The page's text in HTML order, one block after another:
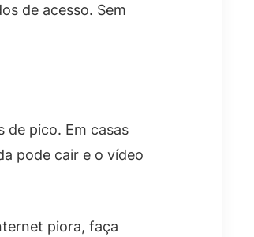
de acesso. Sem
de pico. Em casas
pode cair e o vídeo
piora, faça